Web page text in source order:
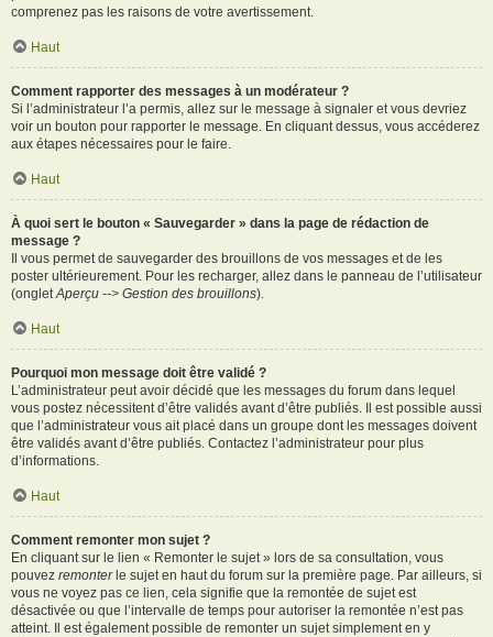
comprenez pas les raisons de votre avertissement.
Haut
Comment rapporter des messages à un modérateur ?
Si l’administrateur l’a permis, allez sur le message à signaler et vous devriez
voir un bouton pour rapporter le message. En cliquant dessus, vous accéderez
aux étapes nécessaires pour le faire.
Haut
À quoi sert le bouton « Sauvegarder » dans la page de rédaction de
message ?
Il vous permet de sauvegarder des brouillons de vos messages et de les
poster ultérieurement. Pour les recharger, allez dans le panneau de l’utilisateur
(ongletAperçu --> Gestion des brouillons).
Haut
Pourquoi mon message doit être validé ?
L’administrateur peut avoir décidé que les messages du forum dans lequel
vous postez nécessitent d’être validés avant d’être publiés. Il est possible aussi
que l’administrateur vous ait placé dans un groupe dont les messages doivent
être validés avant d’être publiés. Contactez l’administrateur pour plus
d’informations.
Haut
Comment remonter mon sujet ?
En cliquant sur le lien « Remonter le sujet » lors de sa consultation, vous
pouvez remonterle sujet en haut du forum sur la première page. Par ailleurs, si
vous ne voyez pas ce lien, cela signifie que la remontée de sujet est
désactivée ou que l’intervalle de temps pour autoriser la remontée n’est pas
atteint. Il est également possible de remonter un sujet simplement en y